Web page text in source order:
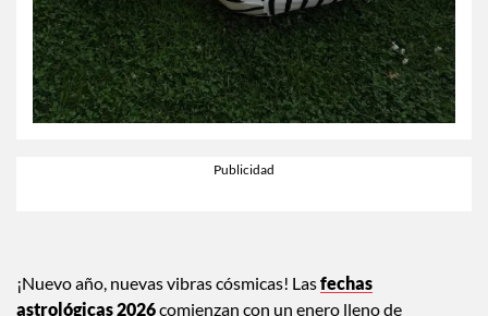
00:00Tiempo transcurrido: 0 segundos